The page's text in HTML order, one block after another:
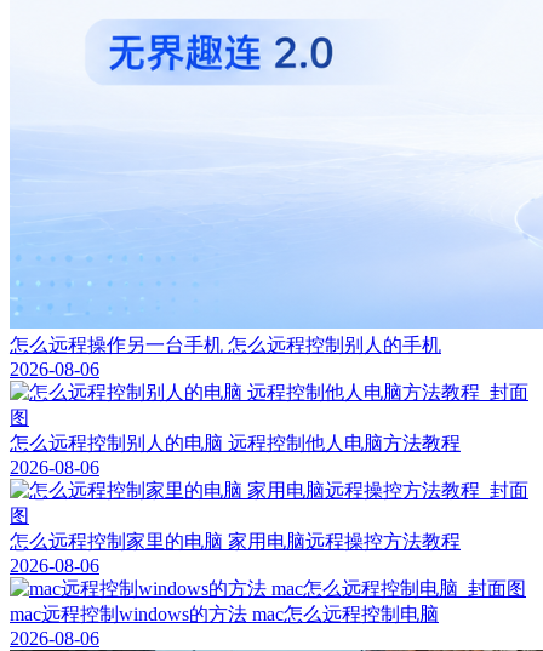
怎么远程操作另一台手机 怎么远程控制别人的手机
2026-08-06
怎么远程控制别人的电脑 远程控制他人电脑方法教程
2026-08-06
怎么远程控制家里的电脑 家用电脑远程操控方法教程
2026-08-06
mac远程控制windows的方法 mac怎么远程控制电脑
2026-08-06